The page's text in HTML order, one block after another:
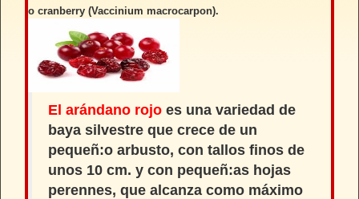
o cranberry (Vaccinium macrocarpon).
El arándano rojo es una variedad de
baya silvestre que crece de un
pequeñ:o arbusto, con tallos finos de
unos 10 cm. y con pequeñ:as hojas
perennes, que alcanza como máximo